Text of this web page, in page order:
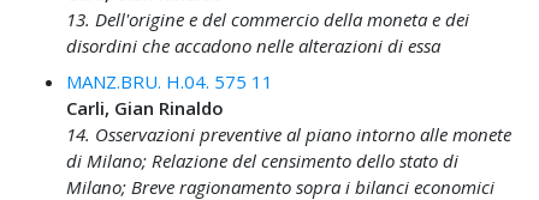
13. Dell'origine e del commercio della moneta e dei
disordini che accadono nelle alterazioni di essa
MANZ.BRU. H.04. 575 11
Carli, Gian Rinaldo
14. Osservazioni preventive al piano intorno alle monete
di Milano; Relazione del censimento dello stato di
Milano; Breve ragionamento sopra i bilanci economici